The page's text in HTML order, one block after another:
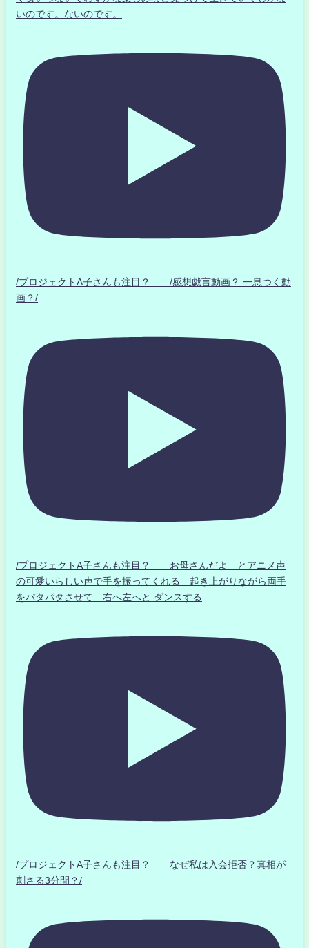
いのです。ないのです。
/プロジェクトA子さんも注目？ /感想戯言動画？.一息つく動
画？/
/プロジェクトA子さんも注目？ お母さんだよ とアニメ声
の可愛いらしい声で手を振ってくれる 起き上がりながら両手
をパタパタさせて 右へ左へと ダンスする
/プロジェクトA子さんも注目？ なぜ私は入会拒否？真相が
刺さる3分間？/